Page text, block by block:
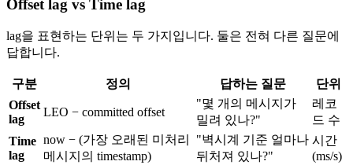
Offset lag vs Time lag
lag을 표현하는 단위는 두 가지입니다. 둘은 전혀 다른 질문에
답합니다.
구분 정의 답하는 질문
단위
Offset
lag
LEO − committed offset
"몇 개의 메시지가
밀려 있나?"
레코
드 수
Time
lag
now − (가장 오래된 미처리
메시지의 timestamp)
"벽시계 기준 얼마나
뒤처져 있나?"
시간
(ms/s)